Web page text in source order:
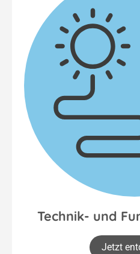
Technik- und
Jetzt